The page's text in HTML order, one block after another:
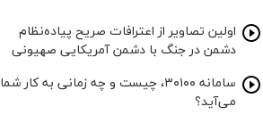
اولین تصاویر از اعترافات صریح پیاده‌نظام‌
دشمن در جنگ با دشمن آمریکایی صهیونی
سامانه ۳۰۱۰۰، چیست و چه زمانی به کار شما
می‌آید؟